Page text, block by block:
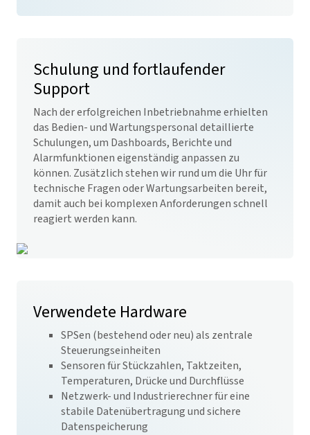
Schulung und fortlaufender
Support
Nach der erfolgreichen Inbetriebnahme erhielten
das Bedien- und Wartungspersonal detaillierte
Schulungen, um Dashboards, Berichte und
Alarmfunktionen eigenständig anpassen zu
können. Zusätzlich stehen wir rund um die Uhr für
technische Fragen oder Wartungsarbeiten bereit,
damit auch bei komplexen Anforderungen schnell
reagiert werden kann.
Verwendete Hardware
SPSen (bestehend oder neu) als zentrale
Steuerungseinheiten
Sensoren für Stückzahlen, Taktzeiten,
Temperaturen, Drücke und Durchflüsse
Netzwerk- und Industrierechner für eine
stabile Datenübertragung und sichere
Datenspeicherung